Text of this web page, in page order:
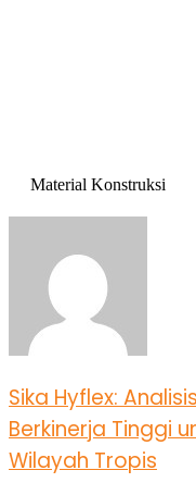
Material Konstruksi
Sika Hyflex:
Berkinerja Tinggi
Wilayah Tropis